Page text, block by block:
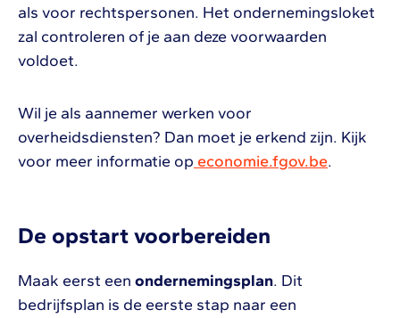
als voor rechtspersonen. Het ondernemingsloket
zal controleren of je aan deze voorwaarden
voldoet.
Wil je als aannemer werken voor
overheidsdiensten? Dan moet je erkend zijn. Kijk
voor meer informatie op economie.fgov.be.
De opstart voorbereiden
Maak eerst een ondernemingsplan. Dit
bedrijfsplan is de eerste stap naar een